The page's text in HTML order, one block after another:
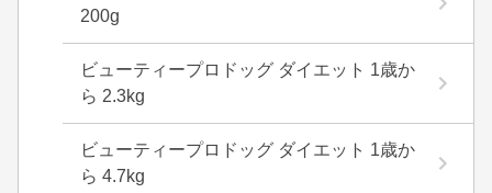
200g
ビューティープロドッグ ダイエット 1歳か
ら 2.3kg
ビューティープロドッグ ダイエット 1歳か
ら 4.7kg